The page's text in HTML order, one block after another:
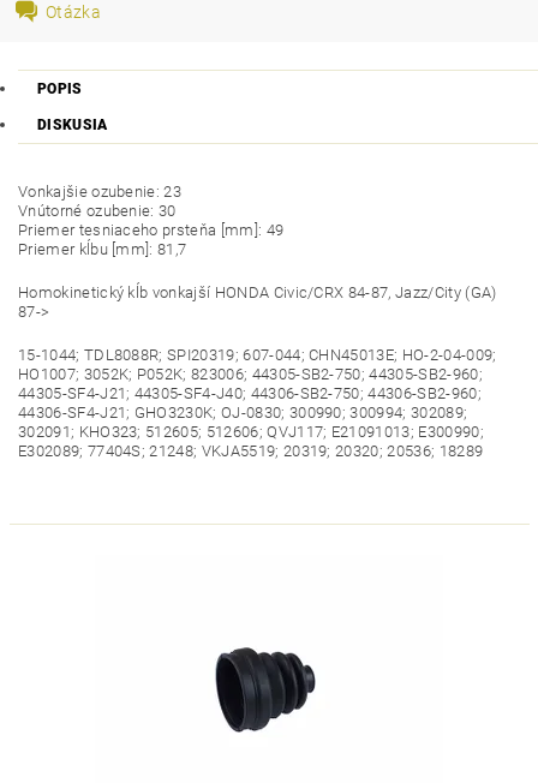
Otázka
POPIS
DISKUSIA
Vonkajšie ozubenie: 23
Vnútorné ozubenie: 30
Priemer tesniaceho prsteňa [mm]: 49
Priemer kĺbu [mm]: 81,7
Homokinetický kĺb vonkajší HONDA Civic/CRX 84-87, Jazz/City (GA)
87->
15-1044; TDL8088R; SPI20319; 607-044; CHN45013E; HO-2-04-009;
HO1007; 3052K; P052K; 823006; 44305-SB2-750; 44305-SB2-960;
44305-SF4-J21; 44305-SF4-J40; 44306-SB2-750; 44306-SB2-960;
44306-SF4-J21; GHO3230K; OJ-0830; 300990; 300994; 302089;
302091; KHO323; 512605; 512606; QVJ117; E21091013; E300990;
E302089; 77404S; 21248; VKJA5519; 20319; 20320; 20536; 18289